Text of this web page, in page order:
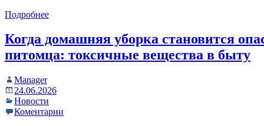
Подробнее
Когда домашняя уборка становится
питомца: токсичные вещества в быту
Manager
24.06.2026
Новости
Коментарии